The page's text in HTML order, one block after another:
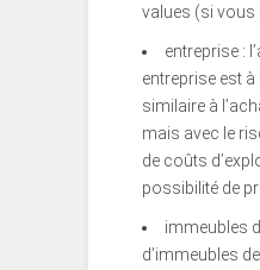
values (si vous
entreprise :
entreprise est
similaire à
mais avec le
de coûts
possibilité de
immeubles
d’immeubles